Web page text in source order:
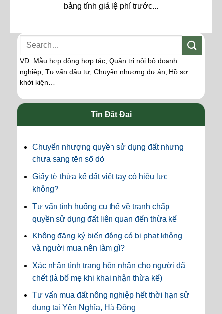
bảng tính giá lệ phí trước...
VD: Mẫu hợp đồng hợp tác; Quản trị nội bộ doanh
nghiệp; Tư vấn đầu tư; Chuyển nhượng dự án; Hồ sơ
khởi kiện…
Tin Đất Đai
Chuyển nhượng quyền sử dụng đất nhưng
chưa sang tên sổ đỏ
Giấy tờ thừa kế đất viết tay có hiệu lực
không?
Tư vấn tình huống cụ thể về tranh chấp
quyền sử dụng đất liên quan đến thừa kế
Không đăng ký biến động có bị phạt không
và người mua nên làm gì?
Xác nhận tình trạng hôn nhân cho người đã
chết (là bố mẹ khi khai nhận thừa kế)
Tư vấn mua đất nông nghiệp hết thời hạn sử
dụng tại Yên Nghĩa, Hà Đông